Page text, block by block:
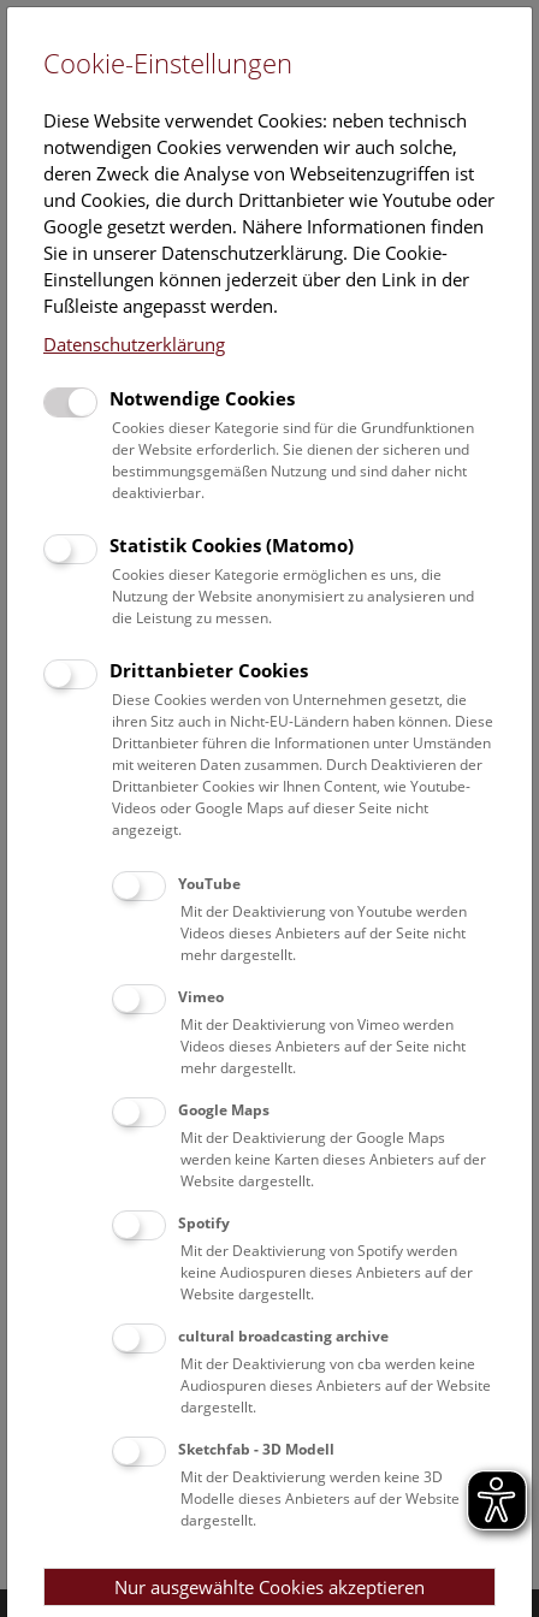
EN
Veranstaltungskalender
Informationen zu Gruppen,- Kindergarten- und
Schulprogrammen finden Siehier
Datumsfilter
6.12.2022
Datum auswählen
Erweiterte Suche
Filter zurücksetzen
6. Dezember 2022
Bisher keine Ergebnisse. Dienstags ist das NHM Wien
in der Regel geschlossen. Ausnahmen finden sie
Eine Nacht im Museum
Cookie-Einstellungen
Diese Website verwendet Cookies: neben technisch
notwendigen Cookies verwenden wir auch solche,
deren Zweck die Analyse von Webseitenzugriffen ist
und Cookies, die durch Drittanbieter wie Youtube oder
Google gesetzt werden. Nähere Informationen finden
Sie in unserer Datenschutzerklärung. Die Cookie-
Einstellungen können jederzeit über den Link in der
Fußleiste angepasst werden.
Datenschutzerklärung
Notwendige Cookies
Cookies dieser Kategorie sind für die Grundfunktionen
der Website erforderlich. Sie dienen der sicheren und
bestimmungsgemäßen Nutzung und sind daher nicht
deaktivierbar.
Statistik Cookies (Matomo)
Cookies dieser Kategorie ermöglichen es uns, die
Nutzung der Website anonymisiert zu analysieren und
die Leistung zu messen.
Drittanbieter Cookies
Diese Cookies werden von Unternehmen gesetzt, die
ihren Sitz auch in Nicht-EU-Ländern haben können. Diese
Drittanbieter führen die Informationen unter Umständen
mit weiteren Daten zusammen. Durch Deaktivieren der
Drittanbieter Cookies wir Ihnen Content, wie Youtube-
Videos oder Google Maps auf dieser Seite nicht
angezeigt.
YouTube
Mit der Deaktivierung von Youtube werden
Videos dieses Anbieters auf der Seite nicht
mehr dargestellt.
Vimeo
Mit der Deaktivierung von Vimeo werden
Videos dieses Anbieters auf der Seite nicht
mehr dargestellt.
Google Maps
Mit der Deaktivierung der Google Maps
werden keine Karten dieses Anbieters auf der
Website dargestellt.
Spotify
Mit der Deaktivierung von Spotify werden
keine Audiospuren dieses Anbieters auf der
Website dargestellt.
cultural broadcasting archive
Mit der Deaktivierung von cba werden keine
Audiospuren dieses Anbieters auf der Website
dargestellt.
Sketchfab - 3D Modell
Mit der Deaktivierung werden keine 3D
Modelle dieses Anbieters auf der Website
dargestellt.
Nur ausgewählte Cookies akzeptieren